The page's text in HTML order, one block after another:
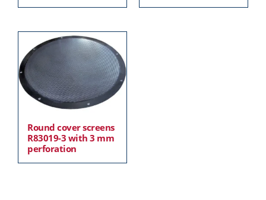
Round cover screens
R83019-3 with 3 mm
perforation